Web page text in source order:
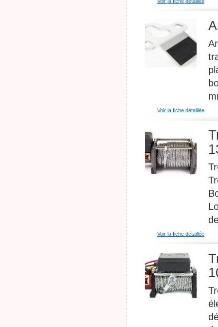
Voir la fiche détaillée
Voir la fiche détaillée